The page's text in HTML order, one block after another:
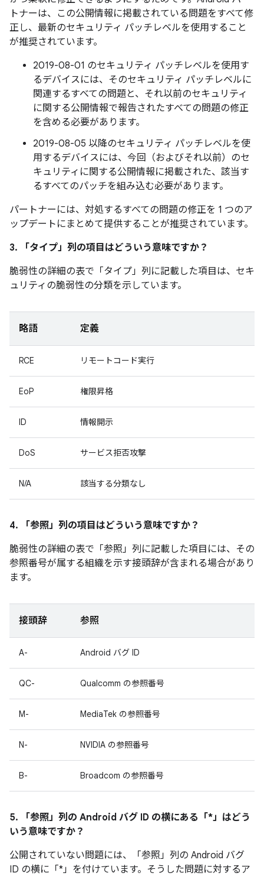
トナーは、この公開情報に掲載されている問題をすべて修
正し、最新のセキュリティ パッチレベルを使用すること
が推奨されています。
2019-08-01 のセキュリティ パッチレベルを使用す
るデバイスには、そのセキュリティ パッチレベルに
関連するすべての問題と、それ以前のセキュリティ
に関する公開情報で報告されたすべての問題の修正
を含める必要があります。
2019-08-05 以降のセキュリティ パッチレベルを使
用するデバイスには、今回（およびそれ以前）のセ
キュリティに関する公開情報に掲載された、該当す
るすべてのパッチを組み込む必要があります。
パートナーには、対処するすべての問題の修正を 1 つのア
ップデートにまとめて提供することが推奨されています。
3. 「タイプ」 列の項目はどういう意味ですか？
脆弱性の詳細の表で「タイプ」 列に記載した項目は、セキ
ュリティの脆弱性の分類を示しています。
略語 定義
RCE リモートコード実行
EoP 権限昇格
ID 情報開示
DoS サービス拒否攻撃
N/A 該当する分類なし
4. 「参照」 列の項目はどういう意味ですか？
脆弱性の詳細の表で「参照」列に記載した項目には、その
参照番号が属する組織を示す接頭辞が含まれる場合があり
ます。
接頭辞 参照
A- Android バグ ID
QC- Qualcomm の参照番号
M- MediaTek の参照番号
N- NVIDIA の参照番号
B- Broadcom の参照番号
5. 「参照」 列の Android バグ ID の横にある「*」はどう
いう意味ですか？
公開されていない問題には、「参照」 列の Android バグ
ID の横に「*」を付けています。そうした問題に対するア